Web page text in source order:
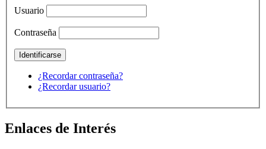
Usuario
Contraseña
¿Recordar contraseña?
¿Recordar usuario?
Enlaces de Interés